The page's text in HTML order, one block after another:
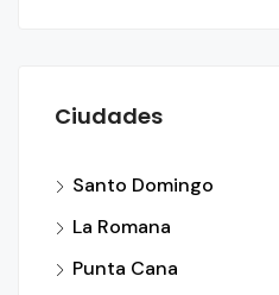
Ciudades
Santo Domingo
La Romana
Punta Cana